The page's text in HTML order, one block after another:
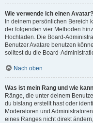
Wie verwende ich einen Avatar?
In deinem persönlichen Bereich
der folgenden vier Methoden
Hochladen. Die Board-
Benutzer Avatare benutzen
solltest du die Board-
Nach oben
Was ist mein Rang und wie
Ränge, die unter deinem
du bislang erstellt hast oder
Moderatoren und
eines Ranges nicht direkt